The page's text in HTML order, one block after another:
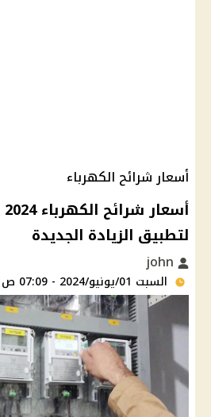
أسعار شرائح الكهرباء
لتطبيق الزيادة الجديدة
السبت 01/يونيو/2024 - 07:09 ص